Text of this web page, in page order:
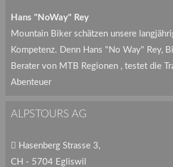
Hans "NoWay" Rey
Mountain Biker schätzen unsere
Kompetenz. Denn Hans "No Way" Rey,
Berater von MTB Regionen , testet die
Abenteuer
ALPSTOURS AG
Hasenberg Strasse 3,
CH - 5704 Egliswil